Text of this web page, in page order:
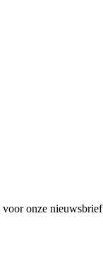
onze nieuwsbrief